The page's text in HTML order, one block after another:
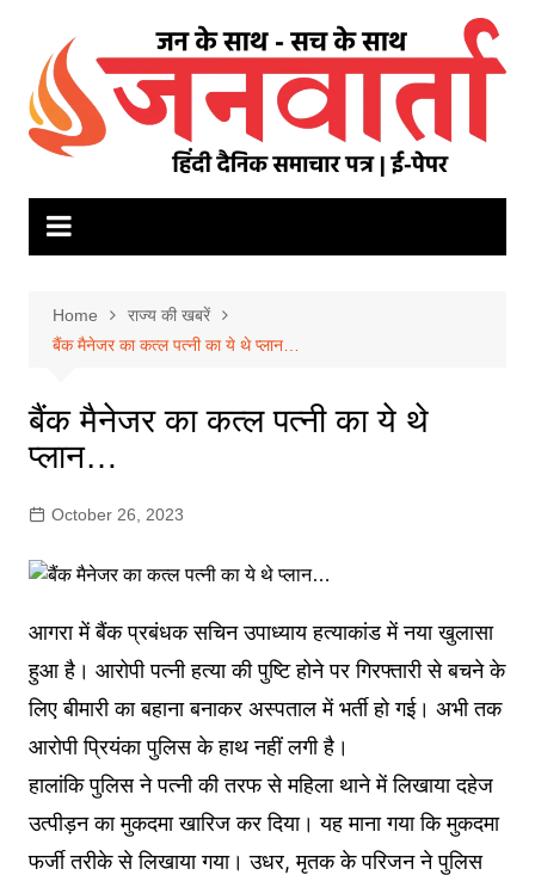
content
Home
राज्य की खबरें
बैंक मैनेजर का कत्ल पत्नी का ये थे प्लान…
बैंक मैनेजर का कत्ल पत्नी का ये थे
प्लान…
October 26, 2023
आगरा में बैंक प्रबंधक सचिन उपाध्याय हत्याकांड में नया खुलासा
हुआ है। आरोपी पत्नी हत्या की पुष्टि होने पर गिरफ्तारी से बचने के
लिए बीमारी का बहाना बनाकर अस्पताल में भर्ती हो गई। अभी तक
आरोपी प्रियंका पुलिस के हाथ नहीं लगी है।
हालांकि पुलिस ने पत्नी की तरफ से महिला थाने में लिखाया दहेज
उत्पीड़न का मुकदमा खारिज कर दिया। यह माना गया कि मुकदमा
फर्जी तरीके से लिखाया गया। उधर, मृतक के परिजन ने पुलिस